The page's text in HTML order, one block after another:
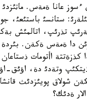
عانا ةمةس. ماثئزدئ
ستانسئ باستئعئ،
تذرئپ، اتالمئش
دا ةمةس ةكةن. بئردة
كذزةتتة اأتومات
وتةدئ دة، اؤئق-
شولاق پويئزدئث
ةدئك؟